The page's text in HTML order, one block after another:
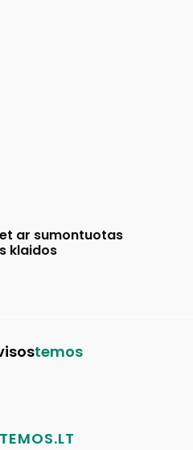
ar sumontuotas
klaidos
temos